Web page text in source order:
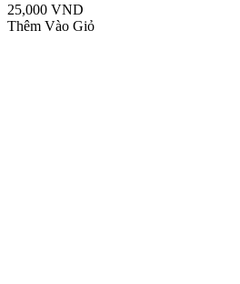
25,000 VND
Thêm Vào Giỏ